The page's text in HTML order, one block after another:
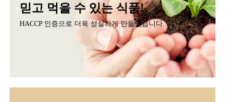
믿고 먹을 수 있는 식품!
HACCP 인증으로 더욱 성실하게 만들었습니다.